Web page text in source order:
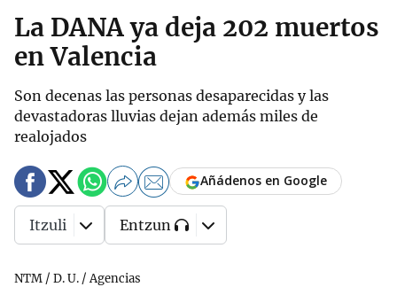
La DANA ya deja 202 muertos
en Valencia
Son decenas las personas desaparecidas y las
devastadoras lluvias dejan además miles de
realojados
NTM / D. U. / Agencias
Añádenos en Google
Itzuli Entzun